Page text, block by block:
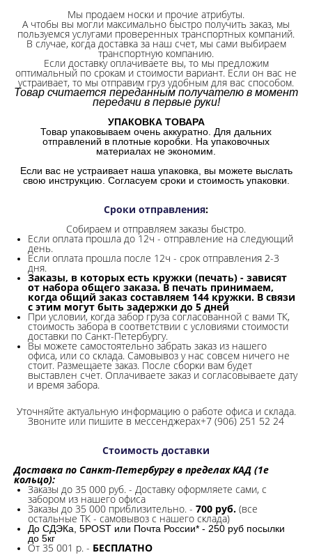
Мы продаем носки и прочие атрибуты.
А чтобы вы могли максимально быстро получить заказ, мы
пользуемся услугами проверенных транспортных компаний.
В случае, когда доставка за наш счет, мы сами выбираем
транспортную компанию.
Если доставку оплачиваете вы, то мы предложим
оптимальный по срокам и стоимости вариант. Если он вас не
устраивает, то мы отправим груз удобным для вас способом.
Товар считается переданным получателю в момент
передачи в первые руки!
УПАКОВКА ТОВАРА
Товар упаковываем очень аккуратно. Для дальних
отправлений в плотные коробки. На упаковочных
материалах не экономим.
Если вас не устраивает наша упаковка, вы можете выслать
свою инструкцию. Согласуем сроки и стоимость упаковки.
Сроки отправления:
Собираем и отправляем заказы быстро.
Если оплата прошла до 12ч - отправление на следующий
день.
Если оплата прошла после 12ч - срок отправления 2-3
дня.
Заказы, в которых есть кружки (печать) - зависят
от набора общего заказа. В печать принимаем,
когда общий заказ составляем 144 кружки. В связи
с этим могут быть задержки до 5 дней
При условии, когда забор груза согласованной с вами ТК,
стоимость забора в соответствии с условиями стоимости
доставки по Санкт-Петербургу.
Вы можете самостоятельно забрать заказ из нашего
офиса, или со склада. Самовывоз у нас совсем ничего не
стоит. Размещаете заказ. После сборки вам будет
выставлен счет. Оплачиваете заказ и согласовываете дату
и время забора.
Уточняйте актуальную информацию о работе офиса и склада.
Звоните или пишите в мессенджерах+7 (906) 251 52 24
Стоимость доставки
Доставка по Санкт-Петербургу в пределах КАД (1е
кольцо):
Заказы до 35 000 руб. - Доставку оформляете сами, с
забором из нашего офиса
Заказы до 35 000 приблизительно. - 700 руб. (все
остальные ТК - самовывоз с нашего склада)
До СДЭКа, 5POST или Почта России* - 250 руб посылки
до 5кг
От 35 001 р. - БЕСПЛАТНО